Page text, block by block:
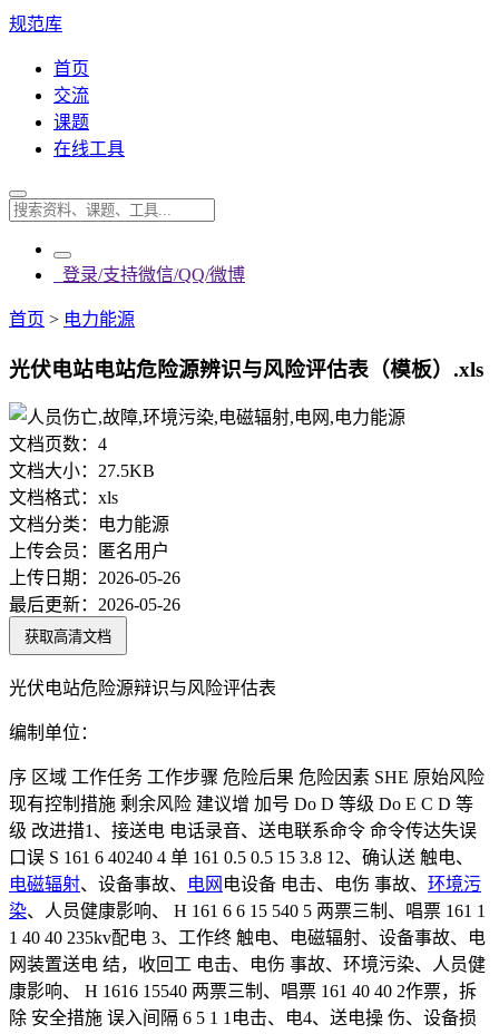
规范库
首页
交流
课题
在线工具
登录/支持微信/QQ/微博
首页 > 电力能源
光伏电站电站危险源辨识与风险评估表（模板）.xls
文档页数： 4
文档大小： 27.5KB
文档格式： xls
文档分类：
电力能源
上传会员：
匿名用户
上传日期： 2026-05-26
最后更新： 2026-05-26
获取高清文档
光伏电站危险源辩识与风险评估表
编制单位：
序 区域 工作任务 工作步骤 危险后果 危险因素 SHE 原始风险
现有控制措施 剩余风险 建议增 加号 Do D 等级 Do E C D 等
级 改进措1、接送电 电话录音、送电联系命令 命令传达失误
口误 S 161 6 40240 4 单 161 0.5 0.5 15 3.8 12、确认送 触电、
电磁辐射、设备事故、 电网 电设备 电击、电伤 事故、 环境污
染、人员健康影响、 H 161 6 6 15 540 5 两票三制、唱票 161 1
1 40 40 235kv配电 3、工作终 触电、电磁辐射、设备事故、电
网装置送电 结，收回工 电击、电伤 事故、环境污染、人员健
康影响、 H 1616 15540 两票三制、唱票 161 40 40 2作票，拆
除 安全措施 误入间隔 6 5 1 1电击、电4、送电操 伤、设备损